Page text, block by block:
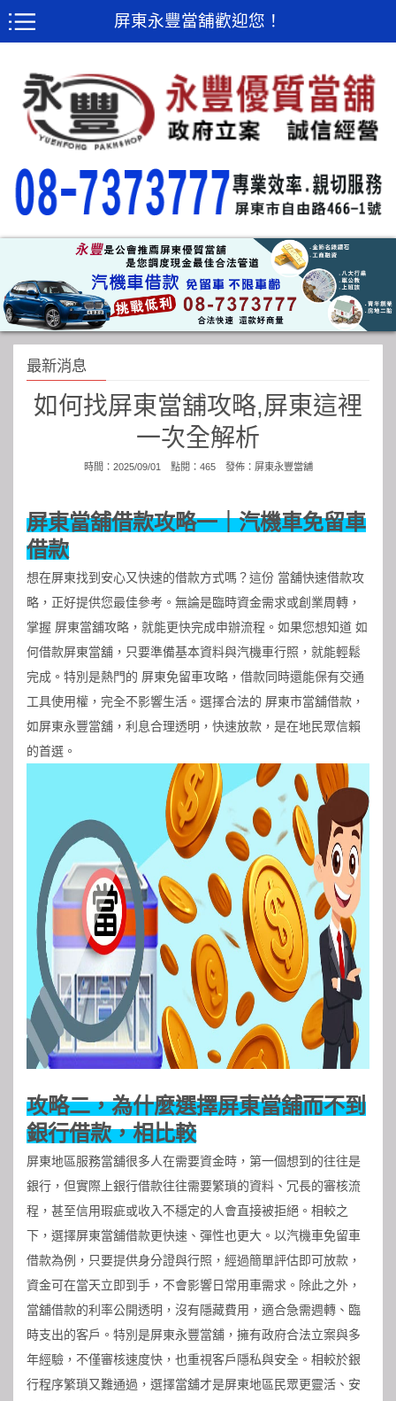
屏東永豐當舖歡迎您！
最新消息
如何找屏東當舖攻略,屏東這裡
一次全解析
時間：2025/09/01 點閱：465 發佈： 屏東永豐當舖
屏東當舖借款攻略一｜汽機車免留車
借款
想在屏東找到安心又快速的借款方式嗎？這份 當舖快速借款攻
略，正好提供您最佳參考。無論是臨時資金需求或創業周轉，
掌握 屏東當舖攻略，就能更快完成申辦流程。如果您想知道 如
何借款屏東當舖 ，只要準備基本資料與汽機車行照，就能輕鬆
完成。特別是熱門的 屏東免留車攻略，借款同時還能保有交通
工具使用權，完全不影響生活。選擇合法的 屏東市當舖借款，
如屏東永豐當舖，利息合理透明，快速放款，是在地民眾信賴
的首選。
攻略二，為什麼選擇屏東當舖而不到
銀行借款，相比較
屏東地區服務當舖很多人在需要資金時，第一個想到的往往是
銀行，但實際上銀行借款往往需要繁瑣的資料、冗長的審核流
程，甚至信用瑕疵或收入不穩定的人會直接被拒絕。相較之
下，選擇屏東當舖借款更快速、彈性也更大。以汽機車免留車
借款為例，只要提供身分證與行照，經過簡單評估即可放款，
資金可在當天立即到手，不會影響日常用車需求。除此之外，
當舖借款的利率公開透明，沒有隱藏費用，適合急需週轉、臨
時支出的客戶。特別是屏東永豐當舖，擁有政府合法立案與多
年經驗，不僅審核速度快，也重視客戶隱私與安全。相較於銀
行程序繁瑣又難通過，選擇當舖才是屏東地區民眾更靈活、安